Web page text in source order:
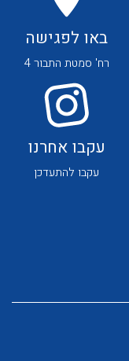
לכל מוצרי היצרן
באו לפגישה
רח' סמטת התבור 4
עקבו אחרנו
עקבו להתעדכן